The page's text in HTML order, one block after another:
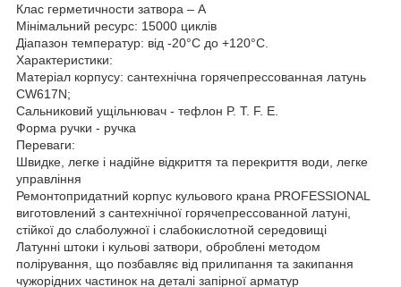
Клас герметичности затвора – А
Мінімальний ресурс: 15000 циклів
Діапазон температур: від -20°С до +120°С.
Характеристики:
Матеріал корпусу: сантехнічна горячепрессованная латунь
CW617N;
Сальниковий ущільнювач - тефлон P. T. F. E.
Форма ручки - ручка
Переваги:
Швидке, легке і надійне відкриття та перекриття води, легке
управління
Ремонтопридатний корпус кульового крана PROFESSIONAL
виготовлений з сантехнічної горячепрессованной латуні,
стійкої до слаболужної і слабокислотной середовищі
Латунні штоки і кульові затвори, оброблені методом
полірування, що позбавляє від прилипання та закипання
чужорідних частинок на деталі запірної арматур